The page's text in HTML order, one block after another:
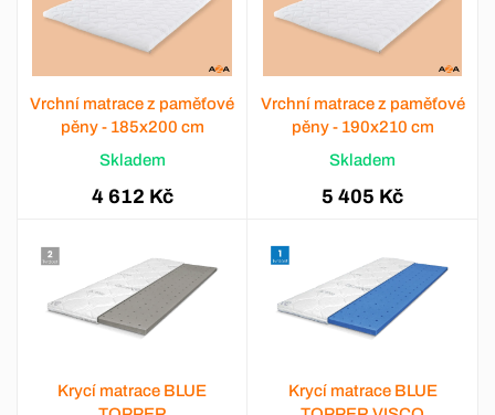
Vrchní matrace z paměťové
pěny - 185x200 cm
Skladem
4 612 Kč
Vrchní matrace z paměťové
pěny - 190x210 cm
Skladem
5 405 Kč
Krycí matrace BLUE
Krycí matrace BLUE